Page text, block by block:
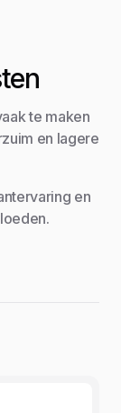
te maken
en lagere
en